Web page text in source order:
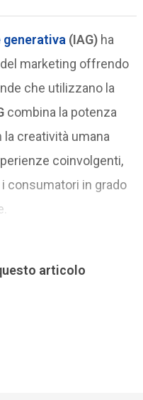
(IAG) ha
marketing offrendo
che utilizzano la
combina la potenza
la creatività umana
coinvolgenti,
consumatori in grado
articolo